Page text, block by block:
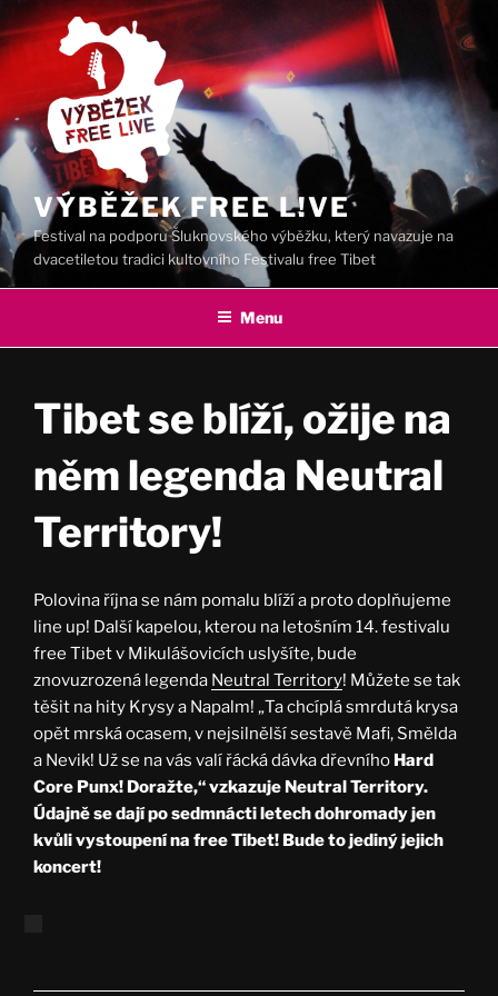
Přejít
k
obsahu
VÝBĚŽEK FREE L!VE
Festival na podporu Šluknovského výběžku, který navazuje na
dvacetiletou tradici kultovního Festivalu free Tibet
Menu
Tibet se blíží, ožije na
něm legenda Neutral
Territory!
Polovina října se nám pomalu blíží a proto doplňujeme
line up! Další kapelou, kterou na letošním 14. festivalu
free Tibet v Mikulášovicích uslyšíte, bude
znovuzrozená legenda Neutral Territory! Můžete se tak
těšit na hity Krysy a Napalm! „Ta chcíplá smrdutá krysa
opět mrská ocasem, v nejsilnělší sestavě Mafi, Smělda
a Nevik! Už se na vás valí řácká dávka dřevního Hard
Core Punx! Doražte,“ vzkazuje Neutral Territory.
Údajně se dají po sedmnácti letech dohromady jen
kvůli vystoupení na free Tibet! Bude to jediný jejich
koncert!